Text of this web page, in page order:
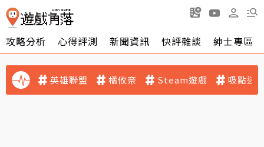
攻略分析 心得評測 新聞資訊 快評雜談 紳士專區
英雄聯盟 橘攸奈 Steam遊戲 吸點迷